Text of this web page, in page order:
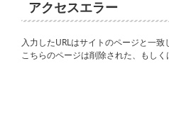
アクセスエラー
入力したURLはサイトのページと一致
こちらのページは削除された、もし